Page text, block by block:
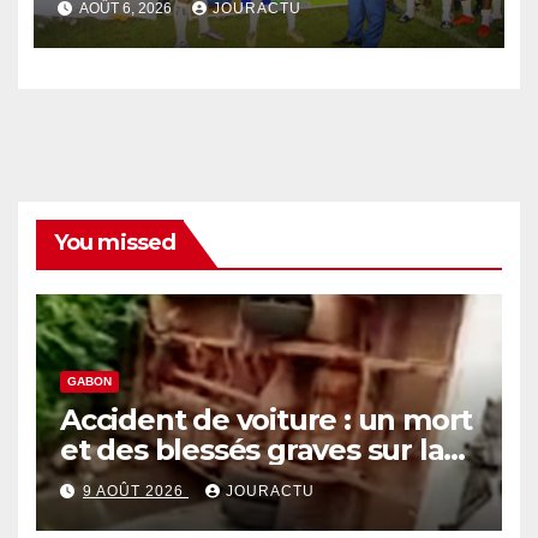
AOÛT 6, 2026 JOURACTU
You missed
GABON
Accident de voiture : un mort
et des blessés graves sur la
route économique
9 AOÛT 2026 JOURACTU